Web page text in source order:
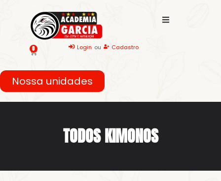
0 Login ou Cadastro
Nossa unidades
TODOS KIMONOS